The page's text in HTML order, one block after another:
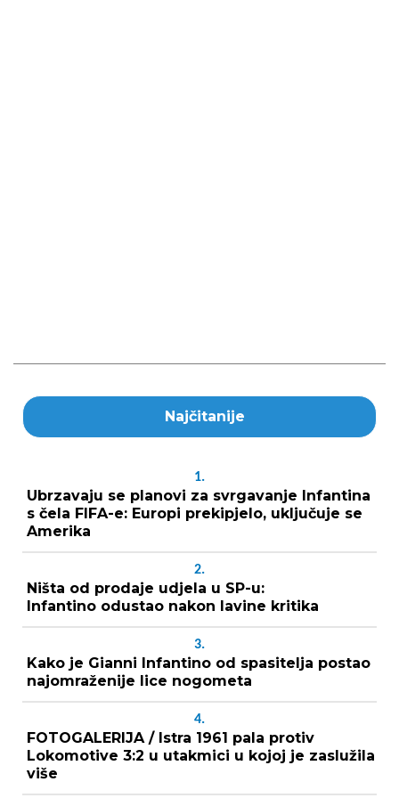
Najčitanije
1.
Ubrzavaju se planovi za svrgavanje Infantina
s čela FIFA-e: Europi prekipjelo, uključuje se
Amerika
2.
Ništa od prodaje udjela u SP-u:
Infantino odustao nakon lavine kritika
3.
Kako je Gianni Infantino od spasitelja postao
najomraženije lice nogometa
4.
FOTOGALERIJA / Istra 1961 pala protiv
Lokomotive 3:2 u utakmici u kojoj je zaslužila
više